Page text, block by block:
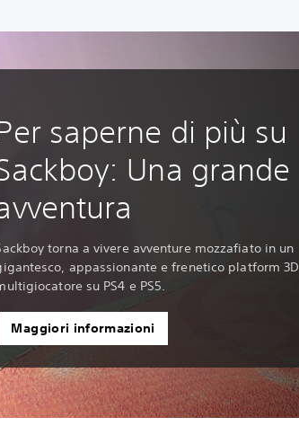
saperne di più su
Una grande
torna a vivere avventure mozzafiato in un
appassionante e frenetico platform 3D
su PS4 e PS5.
Maggiori informazioni